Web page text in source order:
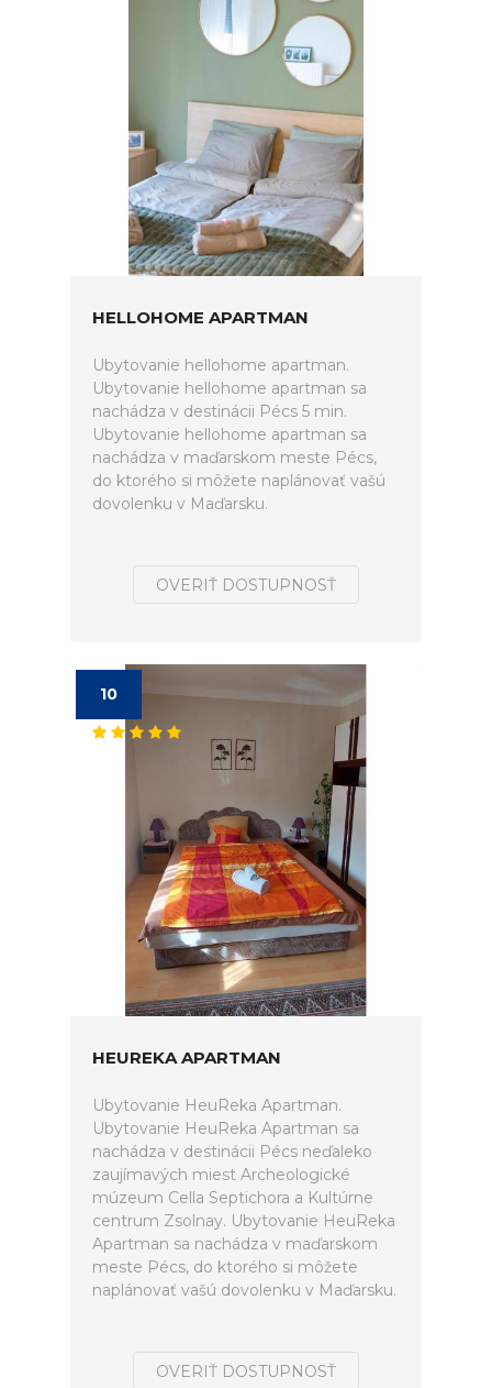
HELLOHOME APARTMAN
Ubytovanie hellohome apartman.
Ubytovanie hellohome apartman sa
nachádza v destinácii Pécs 5 min.
Ubytovanie hellohome apartman sa
nachádza v maďarskom meste Pécs,
do ktorého si môžete naplánovať vašú
dovolenku v Maďarsku.
OVERIŤ DOSTUPNOSŤ
10
HEUREKA APARTMAN
Ubytovanie HeuReka Apartman.
Ubytovanie HeuReka Apartman sa
nachádza v destinácii Pécs neďaleko
zaujímavých miest Archeologické
múzeum Cella Septichora a Kultúrne
centrum Zsolnay. Ubytovanie HeuReka
Apartman sa nachádza v maďarskom
meste Pécs, do ktorého si môžete
naplánovať vašú dovolenku v Maďarsku.
OVERIŤ DOSTUPNOSŤ